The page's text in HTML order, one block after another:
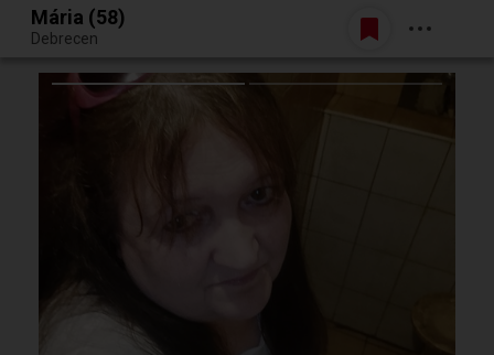
Egy jó randiból bármi lehet.
Belépés
Mária (58)
Debrecen